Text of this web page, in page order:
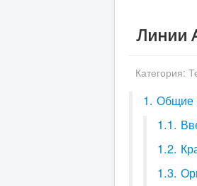
Линии
Категория:
1. Общие
1.1.
1.2.
1.3.